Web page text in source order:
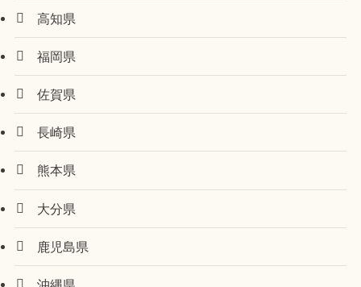
高知県
福岡県
佐賀県
長崎県
熊本県
大分県
鹿児島県